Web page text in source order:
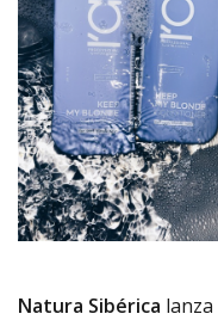
Natura Sibérica lanza